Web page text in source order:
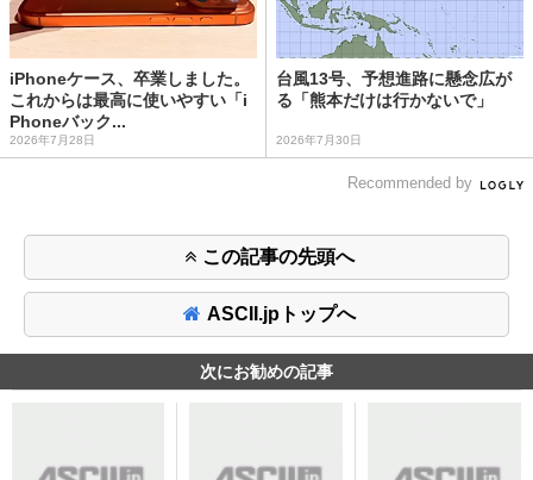
iPhoneケース、卒業しました。
これからは最高に使いやすい「i
Phoneバック...
2026年7月28日
台風13号、予想進路に懸念広が
る「熊本だけは行かないで」
2026年7月30日
Recommended by
この記事の先頭へ
ASCII.jpトップへ
次にお勧めの記事